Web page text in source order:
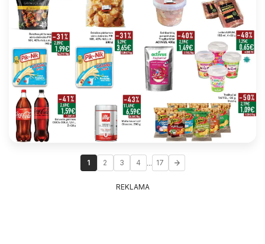
1 2 3 4 ... 17
REKLAMA